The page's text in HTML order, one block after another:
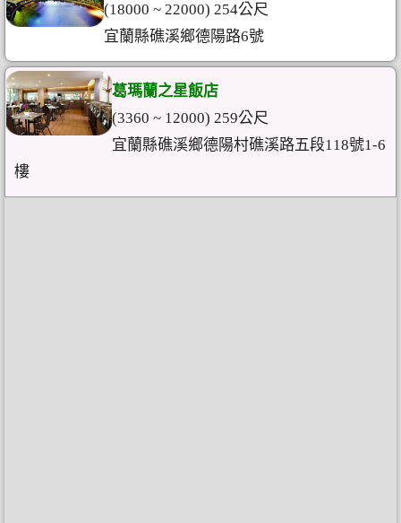
(18000 ~ 22000) 254公尺
宜蘭縣礁溪鄉德陽路6號
葛瑪蘭之星飯店
(3360 ~ 12000) 259公尺
宜蘭縣礁溪鄉德陽村礁溪路五段118號1-6
樓